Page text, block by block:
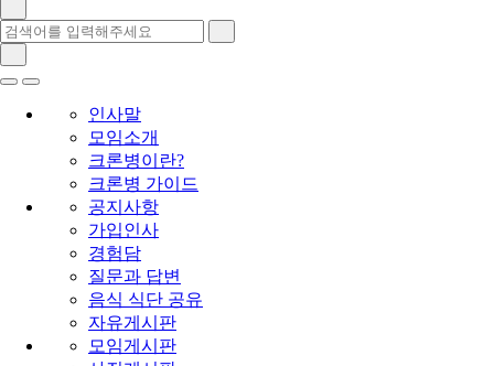
인사말
모임소개
크론병이란?
크론병 가이드
공지사항
가입인사
경험담
질문과 답변
음식 식단 공유
자유게시판
모임게시판